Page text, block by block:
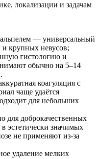
локализации и задачам
— универсальный
и крупных невусов;
гистологию и
обычно на 5–14
коагуляция с
чаще удаётся
для небольших
для доброкачественных
эстетически значимых
не применяют из‑за
удаление мелких